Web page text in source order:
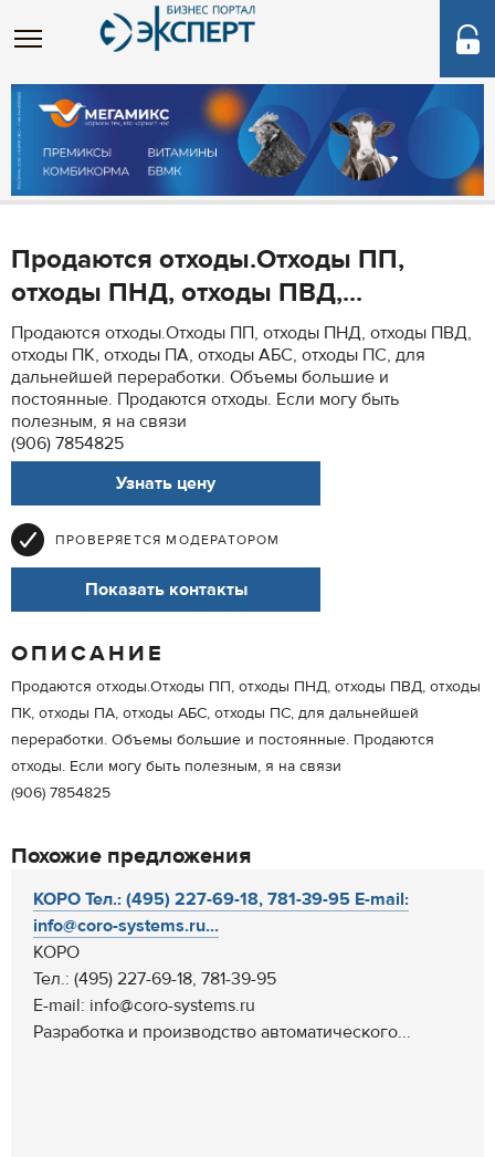
Продаются отходы.Отходы ПП,
отходы ПНД, отходы ПВД,...
Продаются отходы.Отходы ПП, отходы ПНД, отходы ПВД,
отходы ПК, отходы ПА, отходы АБС, отходы ПС, для
дальнейшей переработки. Объемы большие и
постоянные. Продаются отходы. Если могу быть
полезным, я на связи
(906) 7854825
Узнать цену
ПРОВЕРЯЕТСЯ МОДЕРАТОРОМ
Показать контакты
ОПИСАНИЕ
Продаются отходы.Отходы ПП, отходы ПНД, отходы ПВД, отходы
ПК, отходы ПА, отходы АБС, отходы ПС, для дальнейшей
переработки. Объемы большие и постоянные. Продаются
отходы. Если могу быть полезным, я на связи
(906) 7854825
Похожие предложения
КОРО Тел.: (495) 227-69-18, 781-39-95 E-mail:
info@coro-systems.ru...
КОРО
Тел.: (495) 227-69-18, 781-39-95
E-mail: info@coro-systems.ru
Разработка и производство автоматического...